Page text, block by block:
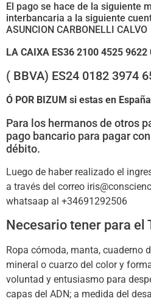
El pago se hace de la siguiente
interbancaria a la siguiente
ASUNCION CARBONELLI CALVO
LA CAIXA ES36 2100 4525 9622
( BBVA) ES24 0182 3974
Ó POR BIZUM si estas en
Para los hermanos de otros
pago bancario para pagar
débito.
Luego de haber realizado el
a través del correo
whatsaap al +34691292506
Necesario tener para el
Ropa cómoda, manta, cuaderno
mineral o cuarzo del color y
voluntad y entusiasmo para
capas del ADN; a medida del